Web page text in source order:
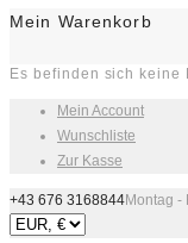
Mein Warenkorb
Es befinden sich keine
Mein Account
Wunschliste
Zur Kasse
+43 676 3168844Montag -